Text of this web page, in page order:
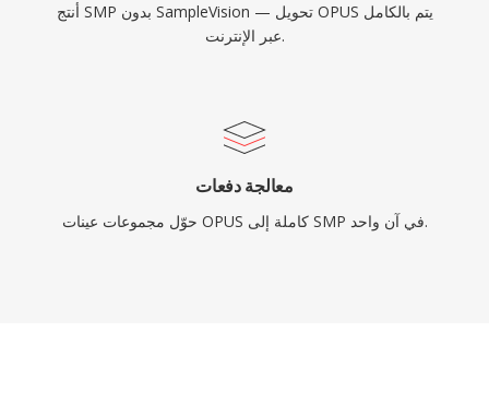
أنتج SMP بدون SampleVision — تحويل OPUS يتم بالكامل
عبر الإنترنت.
معالجة دفعات
حوّل مجموعات عينات OPUS كاملة إلى SMP في آن واحد.